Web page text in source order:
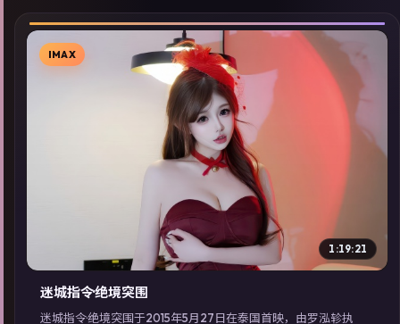
▶
IMAX
1:19:21
迷城指令·绝境突围
迷城指令·绝境突围于2015年5月27日在泰国首映，由罗泓轸执